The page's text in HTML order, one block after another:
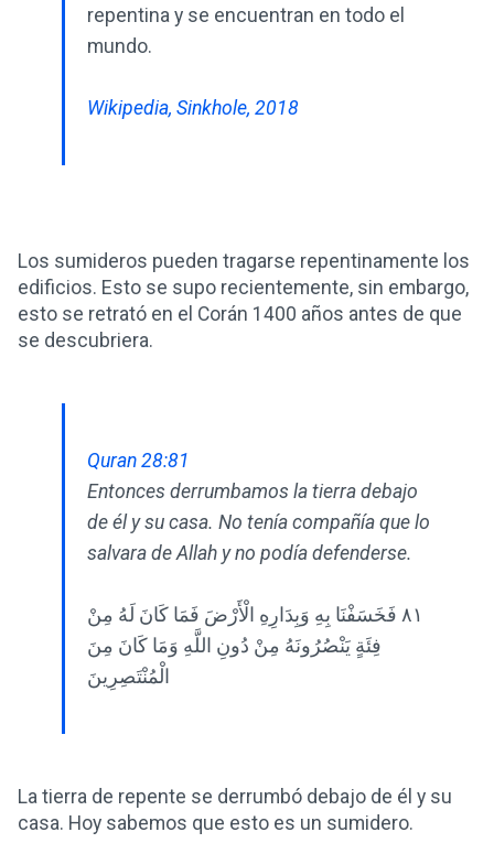
repentina y se encuentran en todo el
mundo.
Wikipedia, Sinkhole, 2018
Los sumideros pueden tragarse repentinamente los
edificios. Esto se supo recientemente, sin embargo,
esto se retrató en el Corán 1400 años antes de que
se descubriera.
Quran 28:81
Entonces derrumbamos la tierra debajo
de él y su casa. No tenía compañía que lo
salvara de Allah y no podía defenderse.
٨١ فَخَسَفْنَا بِهِ وَبِدَارِهِ الْأَرْضَ فَمَا كَانَ لَهُ مِنْ
فِئَةٍ يَنْصُرُونَهُ مِنْ دُونِ اللَّهِ وَمَا كَانَ مِنَ
الْمُنْتَصِرِينَ
La tierra de repente se derrumbó debajo de él y su
casa. Hoy sabemos que esto es un sumidero.